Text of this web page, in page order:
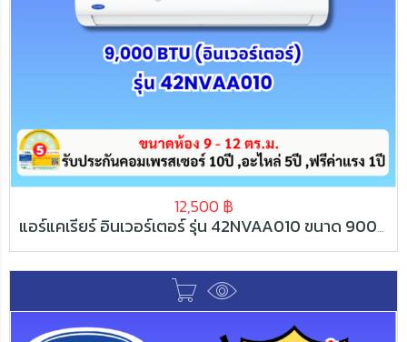
12,500 ฿
แอร์แคเรียร์ อินเวอร์เตอร์ รุ่น 42NVAA010 ขนาด 9000 BTU